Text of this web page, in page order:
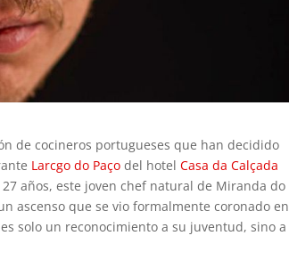
de cocineros portugueses que han decidido
Larcgo do Paço del hotelCasa da Calçada
años, este joven chef natural de Miranda do
ascenso que se vio formalmente coronado en
solo un reconocimiento a su juventud, sino a